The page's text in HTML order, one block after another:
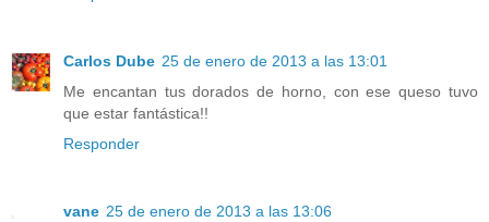
Carlos Dube 25 de enero de 2013 a las 13:01
Me encantan tus dorados de horno, con ese queso tuvo
que estar fantástica!!
Responder
vane 25 de enero de 2013 a las 13:06